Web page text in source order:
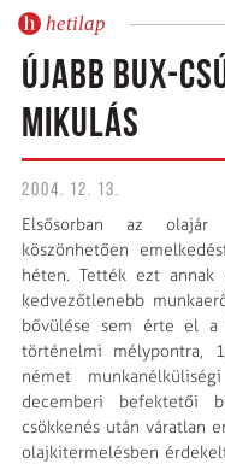
hetilap
ÚJABB BUX-
MIKULÁS
2004. 12. 13.
Elsősorban az olajár
köszönhetően
héten. Tették ezt annak
kedvezőtlenebb
bővülése sem érte el a
történelmi mélypontra,
német
decemberi befektetői
csökkenés után váratlan
olajkitermelésben